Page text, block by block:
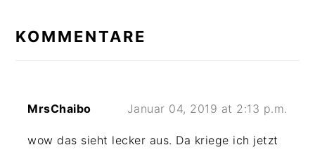
INTERAKTIONEN
KOMMENTARE
MrsChaibo Januar 04, 2019 at 2:13 p.m.
wow das sieht lecker aus. Da kriege ich jetzt